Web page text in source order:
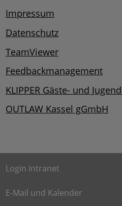
Impressum
Datenschutz
TeamViewer
Feedbackmanagement
KLIPPER Gäste- und
OUTLAW Kassel gGmbH
Login Intranet
E-Mail und Kalender